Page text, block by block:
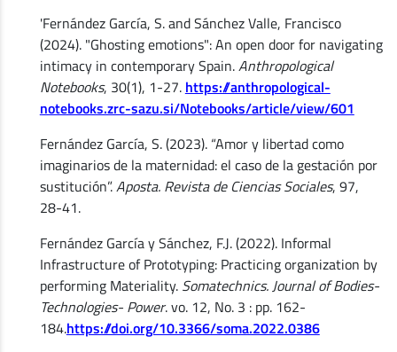
'Fernández García, S. and Sánchez Valle, Francisco
(2024). "Ghosting emotions": An open door for navigating
intimacy in contemporary Spain.Anthropological
Notebooks, 30(1), 1-27. https://anthropological-
notebooks.zrc-sazu.si/Notebooks/article/view/601
Fernández García, S. (2023). “Amor y libertad como
imaginarios de la maternidad: el caso de la gestación por
sustitución”.Aposta. Revista de Ciencias Sociales, 97,
28-41.
Fernández García y Sánchez, F.J. (2022). Informal
Infrastructure of Prototyping: Practicing organization by
performing Materiality. Somatechnics. Journal of Bodies-
Technologies- Power. vo. 12, No. 3 : pp. 162-
184.https://doi.org/10.3366/soma.2022.0386